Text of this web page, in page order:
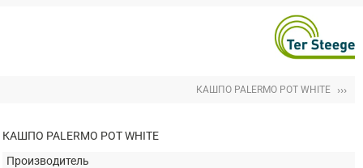
КАШПО PALERMO POT WHITE ›››
КАШПО PALERMO POT WHITE
Производитель